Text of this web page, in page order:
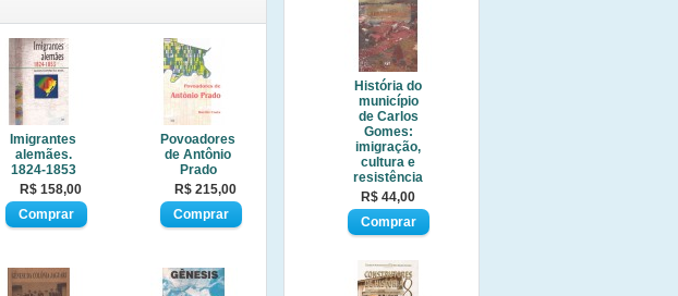
História do
município
de Carlos
Gomes:
imigração,
cultura e
resistência
R$ 44,00
Imigrantes
alemães.
1824-1853
R$ 158,00
Povoadores
de Antônio
Prado
R$ 215,00